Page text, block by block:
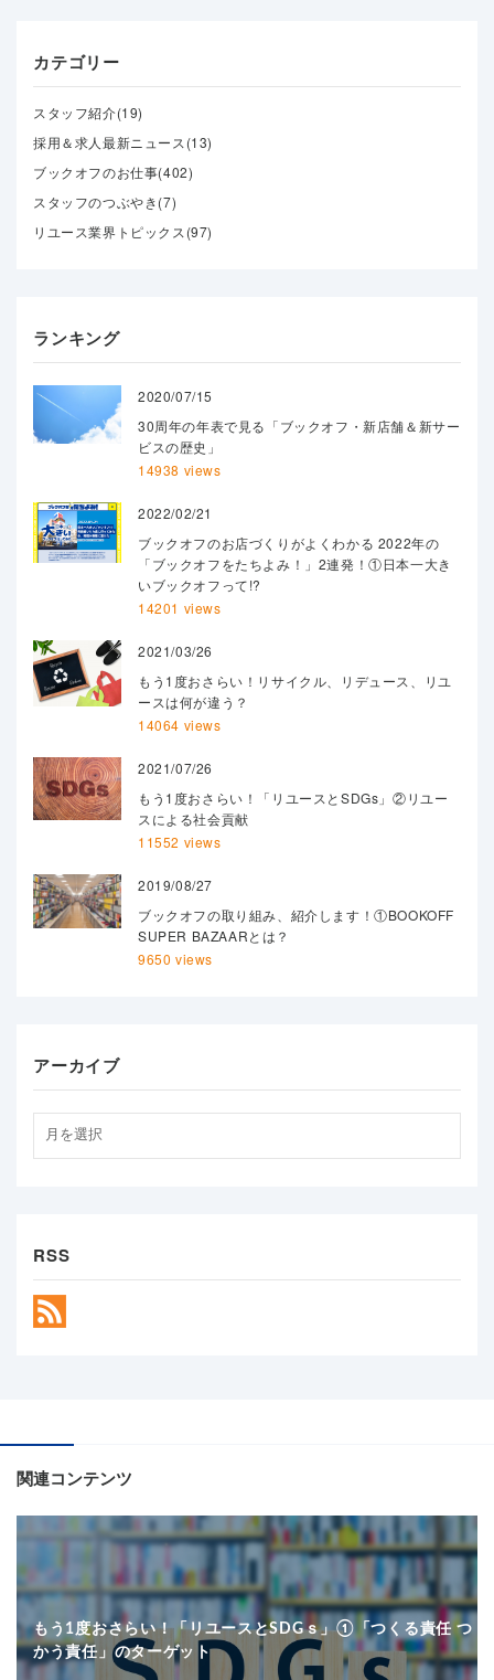
カテゴリー
スタッフ紹介(19)
採用＆求人最新ニュース(13)
ブックオフのお仕事(402)
スタッフのつぶやき(7)
リユース業界トピックス(97)
ランキング
2020/07/15
30周年の年表で見る「ブックオフ・新店舗＆新サー
ビスの歴史」
14938 views
2022/02/21
ブックオフのお店づくりがよくわかる 2022年の
「ブックオフをたちよみ！」2連発！①日本一大き
いブックオフって!?
14201 views
2021/03/26
もう1度おさらい！リサイクル、リデュース、リユ
ースは何が違う？
14064 views
2021/07/26
もう1度おさらい！「リユースとSDGs」②リユー
スによる社会貢献
11552 views
2019/08/27
ブックオフの取り組み、紹介します！①BOOKOFF
SUPER BAZAARとは？
9650 views
アーカイブ
RSS
関連コンテンツ
もう1度おさらい！「リユースとSDGｓ」①「つくる責任 つ
かう責任」のターゲット